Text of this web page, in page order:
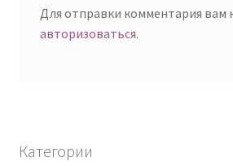
Для отправки комментария вам
авторизоваться.
Категории